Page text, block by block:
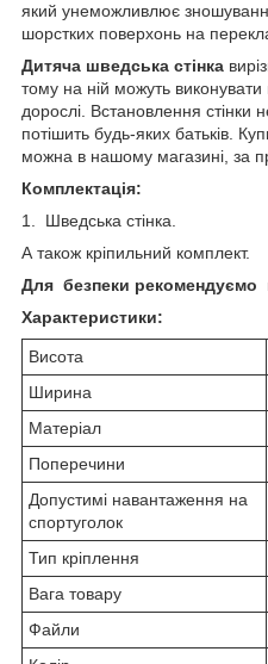
який унеможливлює
шорстких поверхонь на
Дитяча шведська стінка
тому на ній можуть виконувати
дорослі. Встановлення стінки
потішить будь-яких батьків.
можна в нашому магазині, за
Комплектація:
1. Шведська стінка.
А також кріпильний комплект.
Для безпеки рекомендуємо
Характеристики:
Висота
Ширина
Матеріал
Поперечини
Допустимі навантаження на
спортуголок
Тип кріплення
Вага товару
Файли